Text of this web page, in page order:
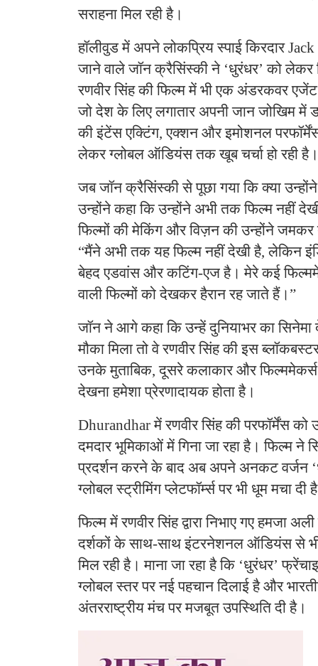
सराहना मिल रही है।
हॉलीवुड में अपने लोकप्रिय स्पाई किरदार
जाने वाले जॉन क्रैसिंस्की ने ‘धुरंधर’ को लेकर
रणवीर सिंह की फिल्म में भी एक अंडरकवर एजेंट
जो देश के लिए लगातार अपनी जान जोखिम में
की इंटेंस एक्टिंग, एक्शन और इमोशनल
लेकर ग्लोबल ऑडियंस तक खूब चर्चा हो रही है।
जब जॉन क्रैसिंस्की से पूछा गया कि क्या
उन्होंने कहा कि उन्होंने अभी तक फिल्म नहीं
फिल्मों की मेकिंग और विज़न की उन्होंने जमकर
“मैंने अभी तक यह फिल्म नहीं देखी है, लेकिन
बेहद एडवांस और कटिंग-एज है। मेरे कई
वाली फिल्मों को देखकर हैरान रह जाते हैं।”
जॉन ने आगे कहा कि उन्हें दुनियाभर का
मौका मिला तो वे रणवीर सिंह की इस
उनके मुताबिक, दूसरे कलाकार और
देखना हमेशा प्रेरणादायक होता है।
Dhurandhar में रणवीर सिंह की परफॉर्मेंस
दमदार भूमिकाओं में गिना जा रहा है। फिल्म ने
प्रदर्शन करने के बाद अब अपने अनकट वर्जन
ग्लोबल स्ट्रीमिंग प्लेटफॉर्म्स पर भी धूम मचा दी
फिल्म में रणवीर सिंह द्वारा निभाए गए हमजा
दर्शकों के साथ-साथ इंटरनेशनल ऑडियंस से भी
मिल रही है। माना जा रहा है कि ‘धुरंधर’
ग्लोबल स्तर पर नई पहचान दिलाई है और
अंतरराष्ट्रीय मंच पर मजबूत उपस्थिति दी है।